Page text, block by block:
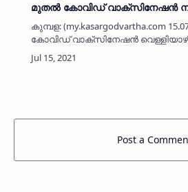
മുതൽ കോവിഡ് വാക്സിനേഷൻ
കുമ്പള: (my.kasargodvartha.com
കോവിഡ് വാക്സിനേഷൻ
കുമ്പള ഗ്രാമപഞ്ചായത്തിലെ
വെച്ച് നൽകാൻ ഗ്രാമ പഞ്ചായത്ത്
Post a